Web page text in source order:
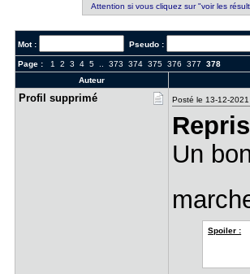
Attention si vous cliquez sur "voir les
Mot : Pseudo :
Page : 1 2 3 4 5.. 373 374 375 376 377
378
Auteur
Profil sup​primé Posté le 13-12-
Un
Spoiler :